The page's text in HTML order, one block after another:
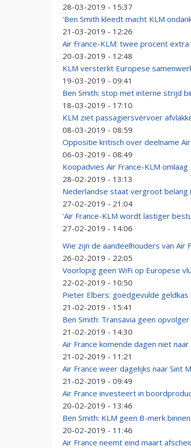
28-03-2019 - 15:37
'Ben Smith kleedt macht KLM
21-03-2019 - 12:26
Air France-KLM: twee procent
20-03-2019 - 12:48
KLM versterkt Europese
19-03-2019 - 09:41
Ben Smith: stop met interne strijd
18-03-2019 - 17:10
KLM ziet passagiersvervoer
08-03-2019 - 08:59
Oppositie kritisch over deelname
06-03-2019 - 08:49
Koopadvies Air France-KLM omlaag
28-02-2019 - 13:13
Nederlandse staat vergroot belang
27-02-2019 - 21:04
'Air France-KLM wordt lastiger
27-02-2019 - 14:06
Wie zijn de aandeelhouders van Air
26-02-2019 - 22:05
Voorlopig geen WiFi op Europese
22-02-2019 - 10:50
Pieter Elbers: goedgevulde geldkas
21-02-2019 - 15:41
Ben Smith: Transavia geen opvolger
21-02-2019 - 14:30
Air France komende dagen niet naar
21-02-2019 - 11:21
Air France weer dagelijks naar Sint
21-02-2019 - 09:49
Air France investeert in
20-02-2019 - 13:46
Ben Smith: KLM geen B-merk
20-02-2019 - 11:46
Air France neemt eind maart